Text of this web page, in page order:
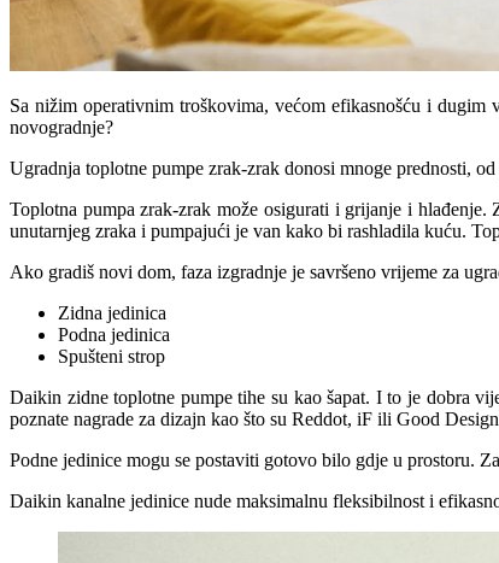
Sa nižim operativnim troškovima, većom efikasnošću i
novogradnje?
Ugradnja toplotne pumpe zrak-zrak donosi mnoge prednosti,
Toplotna pumpa zrak-zrak može osigurati i grijanje i
unutarnjeg zraka i pumpajući je van kako bi rashladila kuću.
Ako gradiš novi dom, faza izgradnje je savršeno vrijeme za
Zidna jedinica
Podna jedinica
Spušteni strop
Daikin zidne toplotne pumpe tihe su kao šapat. I to je dobra
poznate nagrade za dizajn kao što su Reddot, iF ili Good
Podne jedinice mogu se postaviti gotovo bilo gdje u prostoru.
Daikin kanalne jedinice nude maksimalnu fleksibilnost i